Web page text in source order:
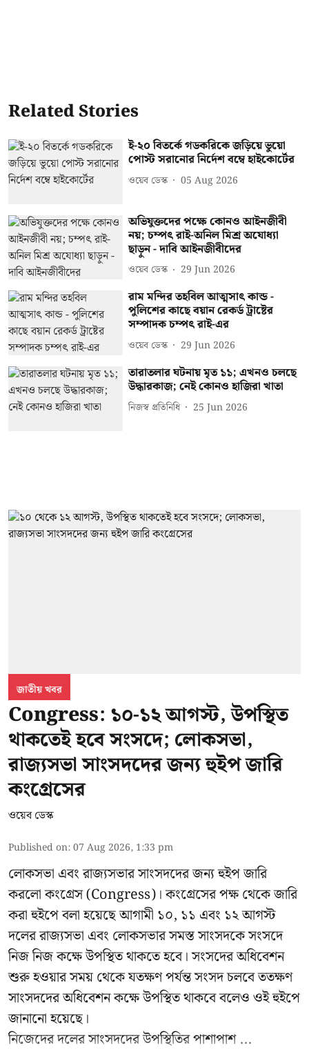
Related Stories
ই-২০ বিতর্কে গডকরিকে জড়িয়ে ভুয়ো
পোস্ট সরানোর নির্দেশ বম্বে হাইকোর্টের
ওয়েব ডেস্ক 05 Aug 2026
অভিযুক্তদের পক্ষে কোনও আইনজীবী
নয়; চম্পৎ রাই-অনিল মিশ্র অযোধ্যা
ছাড়ুন - দাবি আইনজীবীদের
ওয়েব ডেস্ক 29 Jun 2026
রাম মন্দির তহবিল আত্মসাৎ কান্ড -
পুলিশের কাছে বয়ান রেকর্ড ট্রাষ্টের
সম্পাদক চম্পৎ রাই-এর
ওয়েব ডেস্ক 29 Jun 2026
তারাতলার ঘটনায় মৃত ১১; এখনও চলছে
উদ্ধারকাজ; নেই কোনও হাজিরা খাতা
নিজস্ব প্রতিনিধি 25 Jun 2026
জাতীয় খবর
Congress: ১০-১২ আগস্ট, উপস্থিত
থাকতেই হবে সংসদে; লোকসভা,
রাজ্যসভা সাংসদদের জন্য হুইপ জারি
কংগ্রেসের
ওয়েব ডেস্ক
Published on:07 Aug 2026, 1:33 pm
লোকসভা এবং রাজ্যসভার সাংসদদের জন্য হুইপ জারি
করলো কংগ্রেস (Congress)। কংগ্রেসের পক্ষ থেকে জারি
করা হুইপে বলা হয়েছে আগামী ১০, ১১ এবং ১২ আগস্ট
দলের রাজ্যসভা এবং লোকসভার সমস্ত সাংসদকে সংসদে
নিজ নিজ কক্ষে উপস্থিত থাকতে হবে। সংসদের অধিবেশন
শুরু হওয়ার সময় থেকে যতক্ষণ পর্যন্ত সংসদ চলবে ততক্ষণ
সাংসদদের অধিবেশন কক্ষে উপস্থিত থাকবে বলেও ওই হুইপে
জানানো হয়েছে।
নিজেদের দলের সাংসদদের উপস্থিতির পাশাপাশ ...